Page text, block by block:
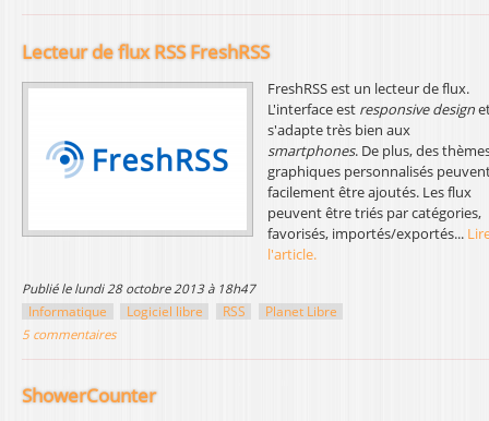
Lecteur de flux RSS FreshRSS
FreshRSS est un lecteur de flux.
L'interface est responsive design
s'adapte très bien aux
smartphones. De plus, des
graphiques personnalisés
facilement être ajoutés. Les flux
peuvent être triés par catégories,
favorisés, importés/exportés...
l'article.
publié le lundi 28 octobre 2013 à 18h47
Informatique
Logiciel libre RSS
Planet Libre
5 commentaires
ShowerCounter